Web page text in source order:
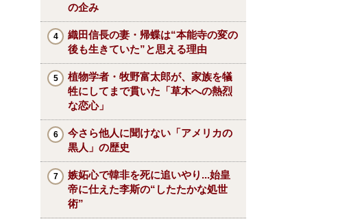
の企み
織田信長の妻・帰蝶は“本能寺の変の
後も生きていた”と思える理由
植物学者・牧野富太郎が、家族を犠
牲にしてまで貫いた「草木への熱烈
な恋心」
今さら他人に聞けない「アメリカの
黒人」の歴史
嫉妬心で韓非を死に追いやり...始皇
帝に仕えた李斯の“したたかな処世
術”